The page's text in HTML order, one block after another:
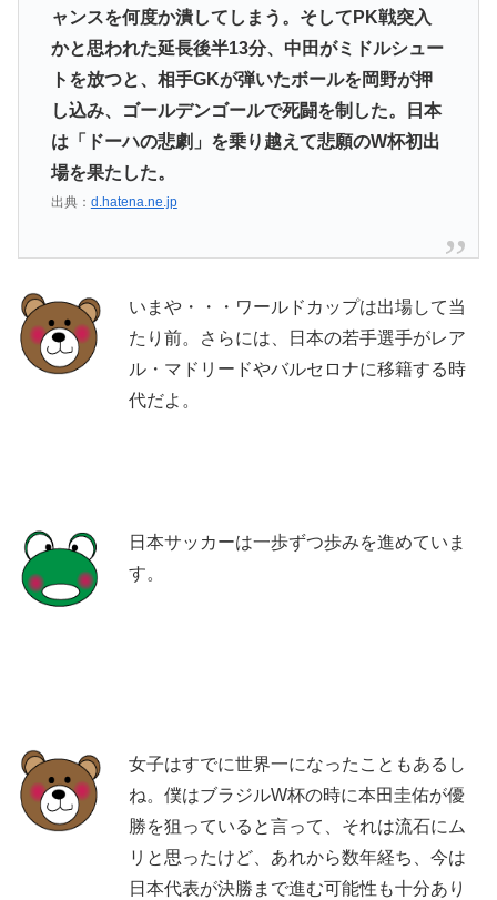
ャンスを何度か潰してしまう。そしてPK戦突入
かと思われた延長後半13分、中田がミドルシュー
トを放つと、相手GKが弾いたボールを岡野が押
し込み、ゴールデンゴールで死闘を制した。日本
は「ドーハの悲劇」を乗り越えて悲願のW杯初出
場を果たした。
出典： d.hatena.ne.jp
いまや・・・ワールドカップは出場して当
たり前。さらには、日本の若手選手がレア
ル・マドリードやバルセロナに移籍する時
代だよ。
日本サッカーは一歩ずつ歩みを進めていま
す。
女子はすでに世界一になったこともあるし
ね。僕はブラジルW杯の時に本田圭佑が優
勝を狙っていると言って、それは流石にム
リと思ったけど、あれから数年経ち、今は
日本代表が決勝まで進む可能性も十分あり